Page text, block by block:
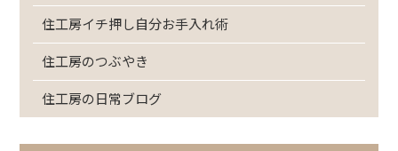
住工房イチ押し自分お手入れ術
住工房のつぶやき
住工房の日常ブログ